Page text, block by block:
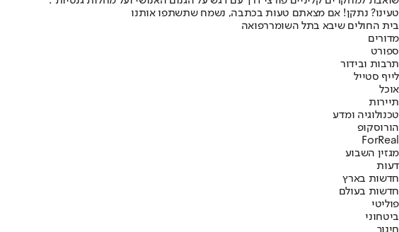
טעינו? נתקן! אם מצאתם טעות בכתבה, נשמח שתשתפו אותנו
בית החולים שיבא בתל השומררפואה
מדורים
ספורט
תרבות ובידור
לייף סטייל
אוכל
תיירות
טכנולוגיה ומדע
הורוסקופ
ForReal
מגזין השבוע
דעות
חדשות בארץ
חדשות בעולם
פוליטי
ביטחוני